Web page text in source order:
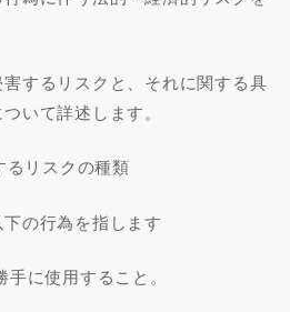
するリスクと、それに関する具
いて詳述します。
るリスクの種類
下の行為を指します
に使用すること。